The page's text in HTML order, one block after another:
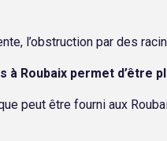
l’obstruction par des
à Roubaix permet
peut être fourni aux